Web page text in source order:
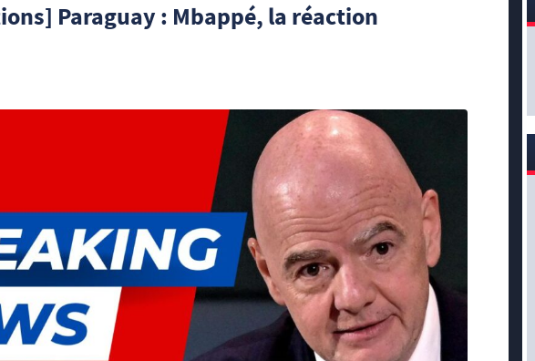
Paraguay : Mbappé, la réaction